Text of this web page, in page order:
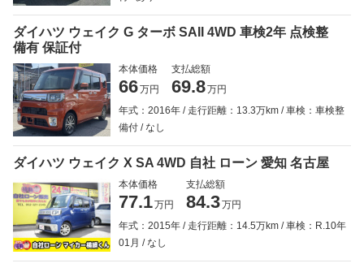
ダイハツ ウェイク G ターボ SAII 4WD 車検2年 点検整
備有 保証付
本体価格
66万円
支払総額
69.8万円
年式：2016年
走行距離：13.3万km
車検：車検整
備付
なし
ダイハツ ウェイク X SA 4WD 自社 ローン 愛知 名古屋
本体価格
77.1万円
支払総額
84.3万円
年式：2015年
走行距離：14.5万km
車検：R.10年
01月
なし